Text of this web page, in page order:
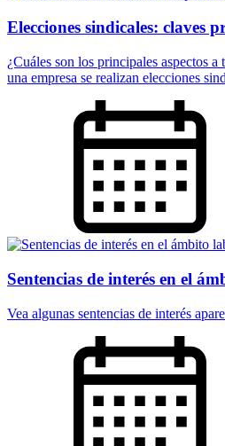
Elecciones sindicales: claves
¿Cuáles son los principales aspectos a
una empresa se realizan elecciones
Sentencias de interés en el
Vea algunas sentencias de interés